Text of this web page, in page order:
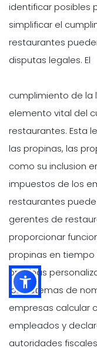
identificar posibles
simplificar el
restaurantes
disputas legales. El
cumplimiento de la
elemento vital del
restaurantes. Esta
las propinas, las
como su inclusion
impuestos de los
restaurantes
gerentes de
proporcionar
propinas en tiempo
propinas
los sistemas de
empresas calcular
empleados y
autoridades